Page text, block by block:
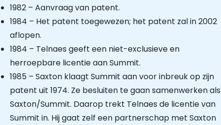
1982 – Aanvraag van patent.
1984 – Het patent toegewezen; het patent zal in 2002
aflopen.
1984 – Telnaes geeft een niet-exclusieve en
herroepbare licentie aan Summit.
1985 – Saxton klaagt Summit aan voor inbreuk op zijn
patent uit 1974. Ze besluiten te gaan samenwerken als
Saxton/Summit. Daarop trekt Telnaes de licentie van
Summit in. Hij gaat zelf een partnerschap met Saxton